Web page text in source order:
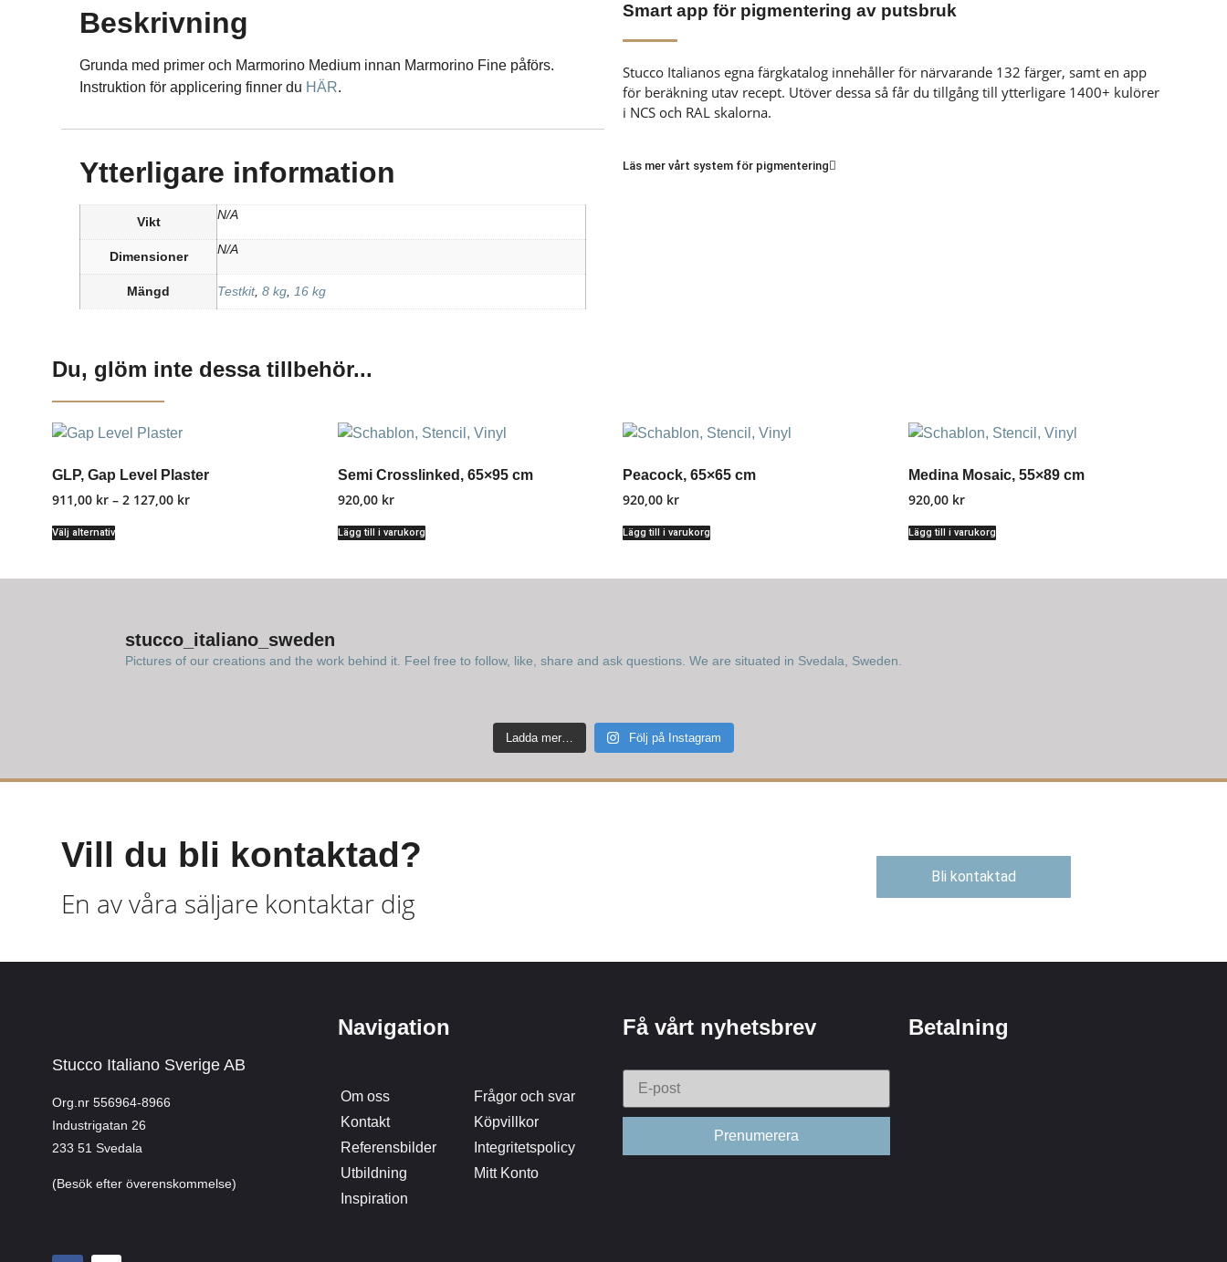
Beskrivning
Grunda med primer och Marmorino Medium innan Marmorino Fine påförs.
Instruktion för applicering finner du HÄR.
Ytterligare information
Vikt N/A
Dimensioner N/A
Mängd Testkit, 8 kg, 16 kg
Smart app för pigmentering av putsbruk
Stucco Italianos egna färgkatalog innehåller för närvarande 132 färger, samt en app
för beräkning utav recept. Utöver dessa så får du tillgång till ytterligare 1400+ kulörer
i NCS och RAL skalorna.
Läs mer vårt system för pigmentering
Du, glöm inte dessa tillbehör...
GLP, Gap Level Plaster
911,00 kr – 2 127,00 kr
Välj alternativ
Semi Crosslinked, 65×95 cm
920,00 kr
Lägg till i varukorg
Peacock, 65×65 cm
920,00 kr
Lägg till i varukorg
Medina Mosaic, 55×89 cm
920,00 kr
Lägg till i varukorg
stucco_italiano_sweden
Pictures of our creations and the work behind it. Feel free to follow, like, share and ask questions. We are situated in Svedala, Sweden.
Ladda mer… Följ på Instagram
Vill du bli kontaktad?
En av våra säljare kontaktar dig
Bli kontaktad
Stucco Italiano Sverige AB
Org.nr 556964-8966
Industrigatan 26
233 51 Svedala
(Besök efter överenskommelse)
Navigation
Om oss
Kontakt
Referensbilder
Utbildning
Inspiration
Frågor och svar
Köpvillkor
Integritetspolicy
Mitt Konto
Få vårt nyhetsbrev Betalning